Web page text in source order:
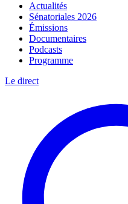
Actualités
Sénatoriales 2026
Émissions
Documentaires
Podcasts
Programme
Le direct